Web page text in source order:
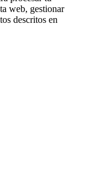
web, gestionar
descritos en